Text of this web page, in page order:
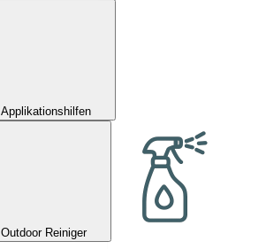
Applikationshilfen
Outdoor Reiniger